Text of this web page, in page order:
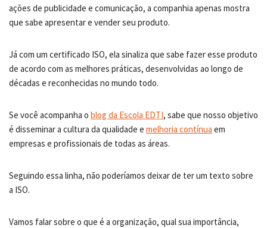
ações de publicidade e comunicação, a companhia apenas mostra
que sabe apresentar e vender seu produto.
Já com um certificado ISO, ela sinaliza que sabe fazer esse produto
de acordo com as melhores práticas, desenvolvidas ao longo de
décadas e reconhecidas no mundo todo.
Se você acompanha o blog da Escola EDTI, sabe que nosso objetivo
é disseminar a cultura da qualidade e melhoria contínua em
empresas e profissionais de todas as áreas.
Seguindo essa linha, não poderíamos deixar de ter um texto sobre
a ISO.
Vamos falar sobre o que é a organização, qual sua importância,